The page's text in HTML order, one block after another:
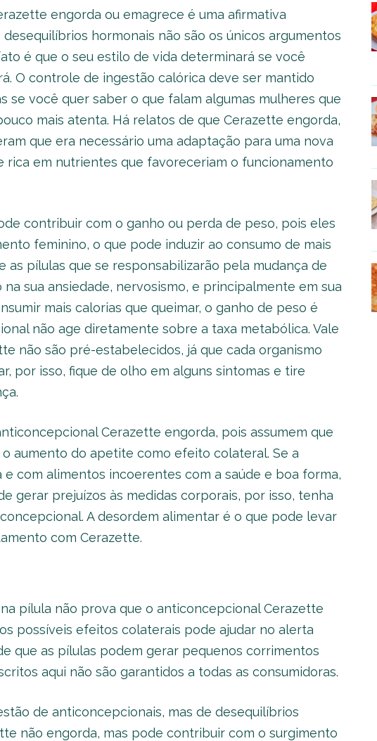
engorda ou emagrece é uma afirmativa
hormonais não são os únicos argumentos
é que o seu estilo de vida determinará se você
O controle de ingestão calórica deve ser mantido
se você quer saber o que falam algumas mulheres que
mais atenta. Há relatos de que Cerazette engorda,
que era necessário uma adaptação para uma nova
rica em nutrientes que favoreceriam o funcionamento
contribuir com o ganho ou perda de peso, pois eles
feminino, o que pode induzir ao consumo de mais
as pílulas que se responsabilizarão pela mudança de
sua ansiedade, nervosismo, e principalmente em sua
mais calorias que queimar, o ganho de peso é
não age diretamente sobre a taxa metabólica. Vale
não são pré-estabelecidos, já que cada organismo
por isso, fique de olho em alguns sintomas e tire
Cerazette engorda, pois assumem que
aumento do apetite como efeito colateral. Se a
com alimentos incoerentes com a saúde e boa forma,
gerar prejuízos às medidas corporais, por isso, tenha
A desordem alimentar é o que pode levar
com Cerazette.
pílula não prova que o anticoncepcional Cerazette
possíveis efeitos colaterais pode ajudar no alerta
que as pílulas podem gerar pequenos corrimentos
aqui não são garantidos a todas as consumidoras.
de anticoncepcionais, mas de desequilíbrios
não engorda, mas pode contribuir com o surgimento